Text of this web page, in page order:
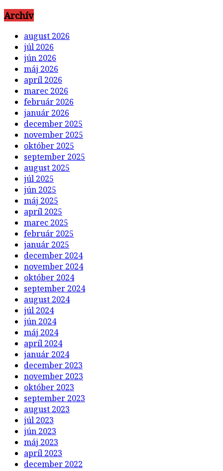
Archív
august 2026
júl 2026
jún 2026
máj 2026
apríl 2026
marec 2026
február 2026
január 2026
december 2025
november 2025
október 2025
september 2025
august 2025
júl 2025
jún 2025
máj 2025
apríl 2025
marec 2025
február 2025
január 2025
december 2024
november 2024
október 2024
september 2024
august 2024
júl 2024
jún 2024
máj 2024
apríl 2024
január 2024
december 2023
november 2023
október 2023
september 2023
august 2023
júl 2023
jún 2023
máj 2023
apríl 2023
december 2022